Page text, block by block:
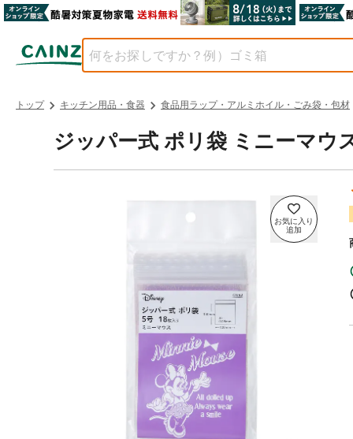
トップ キッチン用品・食器 食品用ラップ・アルミホイル・ごみ袋・包材
ジッパー式 ポリ袋 ミニーマウ